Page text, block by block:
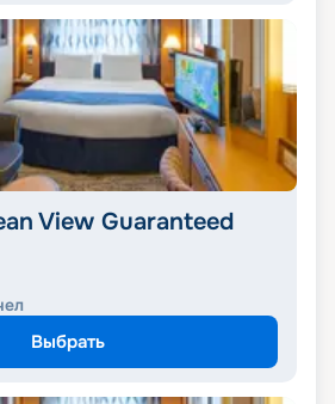
View Guaranteed
Выбрать